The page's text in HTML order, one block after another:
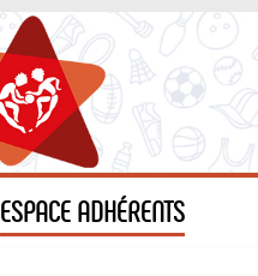
ESPACE ADHÉRENTS